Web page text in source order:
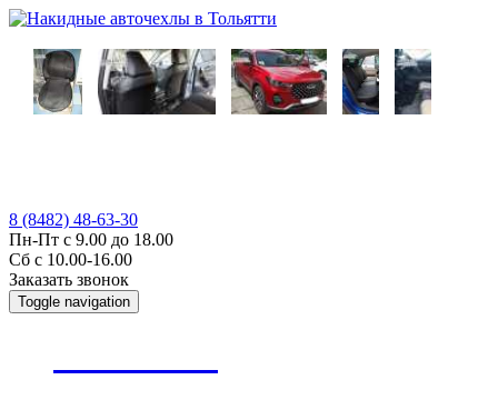
8 (8482) 48-63-30
Пн-Пт с 9.00 до 18.00
Сб с 10.00-16.00
Заказать звонок
Toggle navigation